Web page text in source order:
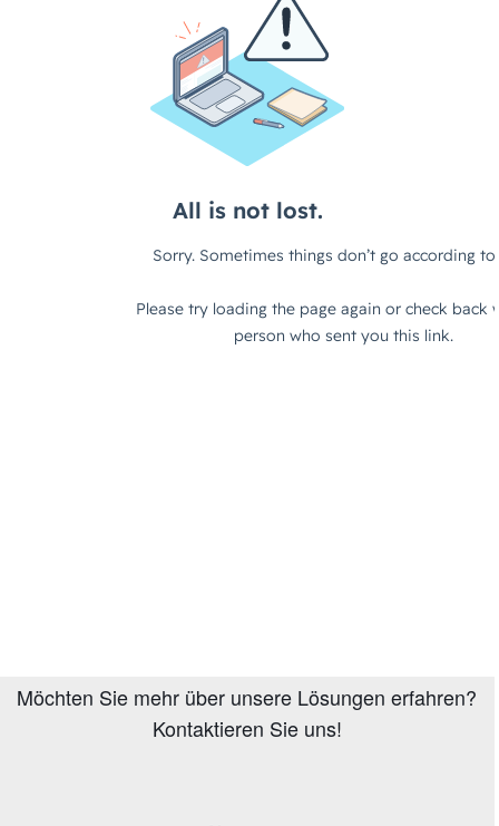
Möchten Sie mehr über unsere Lösungen erfahren?
Kontaktieren Sie uns!